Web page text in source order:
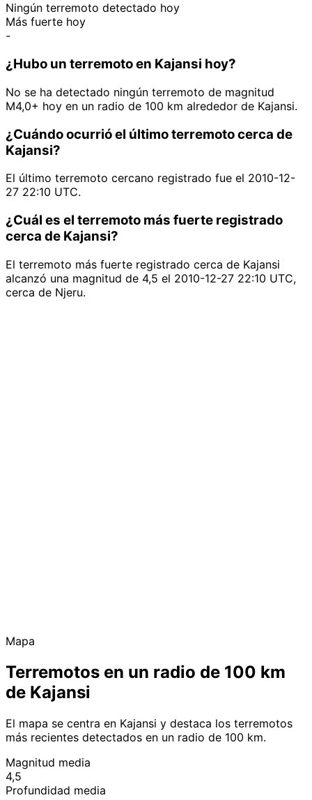
Ningún terremoto detectado hoy
Más fuerte hoy
-
¿Hubo un terremoto en Kajansi hoy?
No se ha detectado ningún terremoto de magnitud
M4,0+ hoy en un radio de 100 km alrededor de Kajansi.
¿Cuándo ocurrió el último terremoto cerca de
Kajansi?
El último terremoto cercano registrado fue el 2010-12-
27 22:10 UTC.
¿Cuál es el terremoto más fuerte registrado
cerca de Kajansi?
El terremoto más fuerte registrado cerca de Kajansi
alcanzó una magnitud de 4,5 el 2010-12-27 22:10 UTC,
cerca de Njeru.
Mapa
Terremotos en un radio de 100 km
de Kajansi
El mapa se centra en Kajansi y destaca los terremotos
más recientes detectados en un radio de 100 km.
Magnitud media
4,5
Profundidad media